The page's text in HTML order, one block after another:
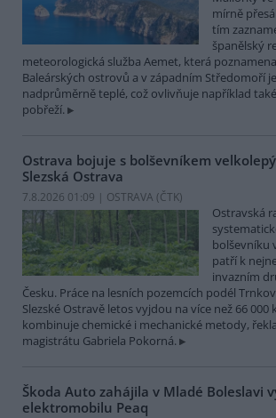
mírně
tím
španělský
meteorologická služba Aemet, která
Baleárských ostrovů a v západním Středomoří
nadprůměrně teplé, což ovlivňuje například
pobřeží.
Ostrava bojuje s bolševníkem
Slezská Ostrava
7.8.2026 01:09 | OSTRAVA (ČTK)
Ostravská
bolševníku
patří k
invazním
Česku. Práce na lesních pozemcích podél
Slezské Ostravě letos vyjdou na více než 66 000
kombinuje chemické i mechanické metody,
magistrátu Gabriela Pokorná.
Škoda Auto zahájila v Mladé Boleslavi
elektromobilu Peaq